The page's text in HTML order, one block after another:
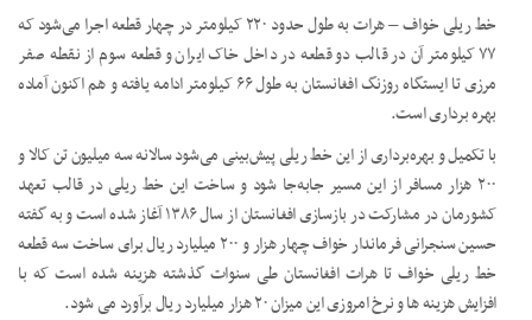
خط ریلی خواف – هرات به طول حدود ۲۲۰ کیلومتر در چهار قطعه اجرا می‌شود که
۷۷ کیلومتر آن در قالب دو قطعه در داخل خاک ایران و قطعه سوم از نقطه صفر
مرزی تا ایستگاه روزنگ افغانستان به طول ۶۶ کیلومتر ادامه یافته و هم اکنون آماده
بهره برداری است.
با تکمیل و بهره‌برداری از این خط ریلی پیش‌بینی می‌شود سالانه سه میلیون تن کالا و
۲۰۰ هزار مسافر از این مسیر جابه‌جا شود و ساخت این خط ریلی در قالب تعهد
کشورمان در مشارکت در بازسازی افغانستان از سال ۱۳۸۶ آغاز شده است و به گفته
حسین سنجرانی فرماندار خواف چهار هزار و ۲۰۰ میلیارد ریال برای ساخت سه قطعه
خط ریلی خواف تا هرات افغانستان طی سنوات گذشته هزینه شده است که با
افزایش هزینه ها و نرخ امروزی این میزان ۲۰ هزار میلیارد ریال برآورد می شود.